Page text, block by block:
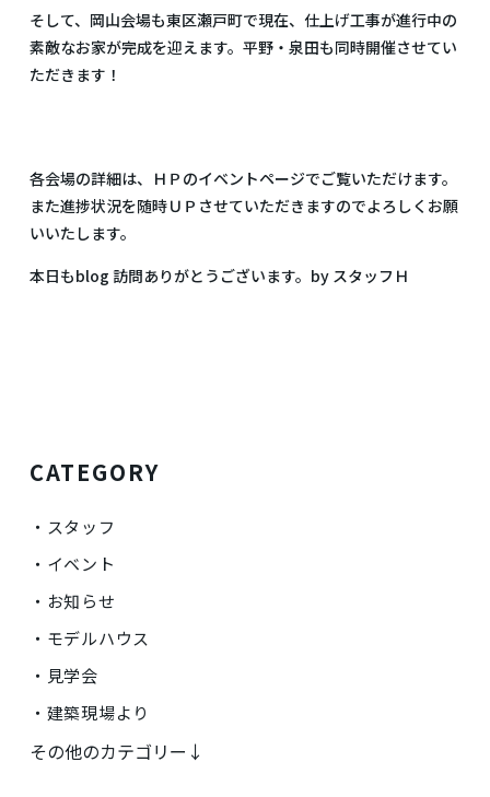
そして、岡山会場も東区瀬戸町で現在、仕上げ工事が進行中の
素敵なお家が完成を迎えます。平野・泉田も同時開催させてい
ただきます！
各会場の詳細は、ＨＰのイベントページでご覧いただけます。
また進捗状況を随時ＵＰさせていただきますのでよろしくお願
いいたします。
本日もblog 訪問ありがとうございます。by スタッフＨ
CATEGORY
スタッフ
イベント
お知らせ
モデルハウス
見学会
建築現場より
その他のカテゴリー↓